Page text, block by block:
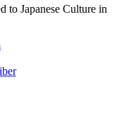
to Japanese Culture in